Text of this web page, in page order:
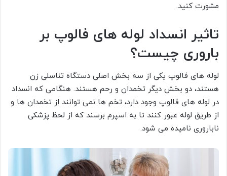
مشورت کنید.
تاثیر انسداد لوله های فالوپ بر
باروری چیست؟
لوله های فالوپ یکی از سه بخش اصلی دستگاه تناسلی زن
هستند، دو بخش دیگر تخمدان و رحم هستند. هنگامی که انسداد
در لوله های فالوپ وجود دارد، تخم ها نمی توانند از تخمدان ها و
از طریق لوله عبور کنند تا به اسپرم برسند که از لحظ پزشکی
ناباروری نامیده می شود.